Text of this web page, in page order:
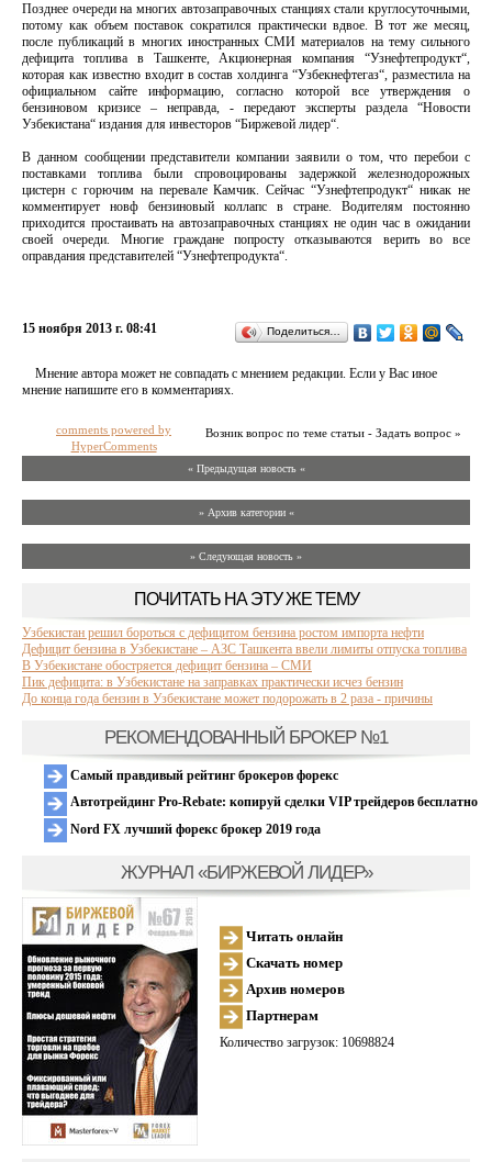
Позднее очереди на многих автозаправочных станциях стали круглосуточными,
потому как объем поставок сократился практически вдвое. В тот же месяц,
после публикаций в многих иностранных СМИ материалов на тему сильного
дефицита топлива в Ташкенте, Акционерная компания “Узнефтепродукт“,
которая как известно входит в состав холдинга “Узбекнефтегаз“, разместила на
официальном сайте информацию, согласно которой все утверждения о
бензиновом кризисе – неправда, - передают эксперты раздела “Новости
Узбекистана“ издания для инвесторов “Биржевой лидер“.
В данном сообщении представители компании заявили о том, что перебои с
поставками топлива были спровоцированы задержкой железнодорожных
цистерн с горючим на перевале Камчик. Сейчас “Узнефтепродукт“ никак не
комментирует новф бензиновый коллапс в стране. Водителям постоянно
приходится простаивать на автозаправочных станциях не один час в ожидании
своей очереди. Многие граждане попросту отказываются верить во все
оправдания представителей “Узнефтепродукта“.
15 ноября 2013 г. 08:41 Поделиться…
Мнение автора может не совпадать с мнением редакции. Если у Вас иное
мнение напишите его в комментариях.
Возник вопрос по теме статьи - Задать вопрос »
comments powered by
HyperComments
« Предыдущая новость «
» Архив категории «
» Следующая новость »
ПОЧИТАТЬ НА ЭТУ ЖЕ ТЕМУ
Узбекистан решил бороться с дефицитом бензина ростом импорта нефти
Дефицит бензина в Узбекистане – АЗС Ташкента ввели лимиты отпуска топлива
В Узбекистане обостряется дефицит бензина – СМИ
Пик дефицита: в Узбекистане на заправках практически исчез бензин
До конца года бензин в Узбекистане может подорожать в 2 раза - причины
РЕКОМЕНДОВАННЫЙ БРОКЕР №1
Самый правдивый рейтинг брокеров форекс
Автотрейдинг Pro-Rebate: копируй сделки VIP трейдеров бесплатно
Nord FX лучший форекс брокер 2019 года
ЖУРНАЛ «БИРЖЕВОЙ ЛИДЕР»
Читать онлайн
Скачать номер
Архив номеров
Партнерам
Количество загрузок: 10698824